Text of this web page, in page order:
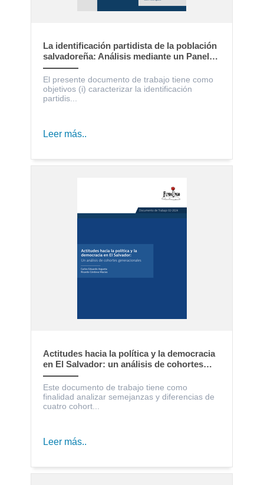
La identificación partidista de la población
salvadoreña: Análisis mediante un Panel
Electoral
El presente documento de trabajo tiene como
objetivos (i) caracterizar la identificación
partidis...
Leer más..
Actitudes hacia la política y la democracia
en El Salvador: un análisis de cohortes
generacionales
Este documento de trabajo tiene como
finalidad analizar semejanzas y diferencias de
cuatro cohort...
Leer más..